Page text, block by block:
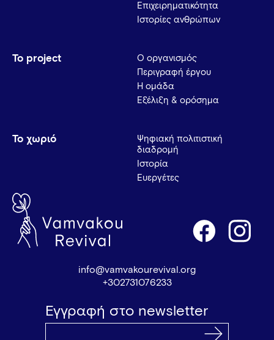
Επιχειρηματικότητα
Ιστορίες ανθρώπων
Το project
Ο οργανισμός
Περιγραφή έργου
Η ομάδα
Εξέλιξη & ορόσημα
Το χωριό
Ψηφιακή πολιτιστική
διαδρομή
Ιστορία
Ευεργέτες
info@vamvakourevival.org
+302731076233
Εγγραφή στο newsletter